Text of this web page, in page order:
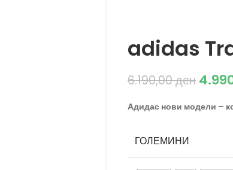
adidas
6.190,00ден
Адидас нови модели –
ГОЛЕМИНИ